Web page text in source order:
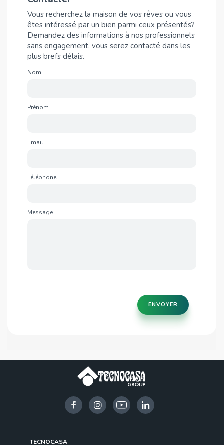
Vous recherchez la maison de vos rêves ou vous
êtes intéressé par un bien parmi ceux présentés?
Demandez des informations à nos professionnels
sans engagement, vous serez contacté dans les
plus brefs délais.
Nom
Prénom
Email
Téléphone
Message
ENVOYER
TECNOCASA